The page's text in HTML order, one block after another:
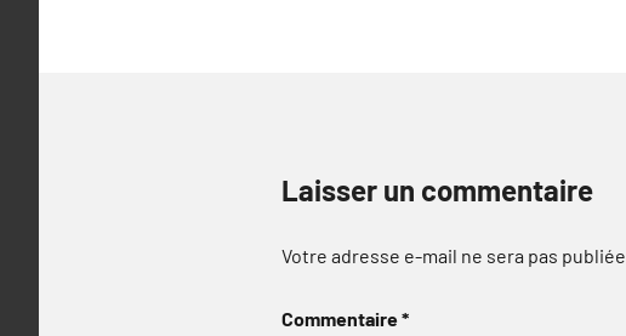
Laisser un commentaire
Votre adresse e-mail ne sera pas publiée.
Commentaire*